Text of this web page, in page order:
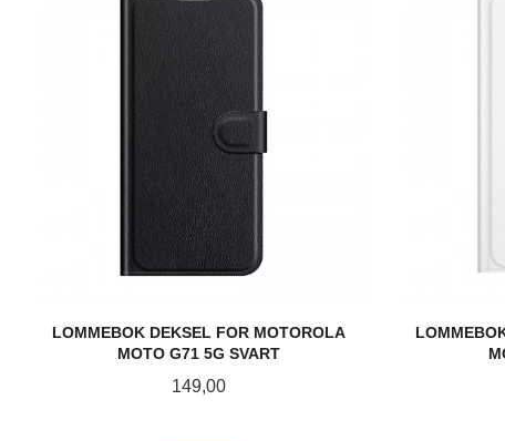
LOMMEBOK DEKSEL FOR MOTOROLA
MOTO G71 5G SVART
Pris
149,00